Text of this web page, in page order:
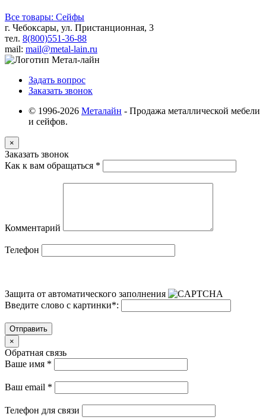
Все товары: Сейфы
г. Чебоксары, ул. Пристанционная, 3
тел. 8(800)551-36-88
mail: mail@metal-lain.ru
Задать вопрос
Заказать звонок
© 1996-2026 Металайн - Продажа металлической мебели
и сейфов.
×
Заказать звонок
Как к вам обращаться *
Комментарий
Телефон
Защита от автоматического заполнения
Введите слово с картинки*:
Отправить
×
Обратная связь
Ваше имя *
Ваш email *
Телефон для связи